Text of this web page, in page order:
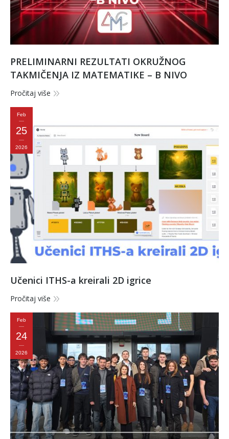
PRELIMINARNI REZULTATI OKRUŽNOG
TAKMIČENJA IZ MATEMATIKE – B NIVO
Pročitaj više
Feb
25
2026
Učenici ITHS-a kreirali 2D igrice
Pročitaj više
Feb
24
2026